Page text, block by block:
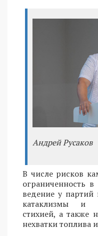
Андрей Русаков
В числе рисков
ограниченность
ведение у
катаклизмы и
стихией, а также
нехватки топлива